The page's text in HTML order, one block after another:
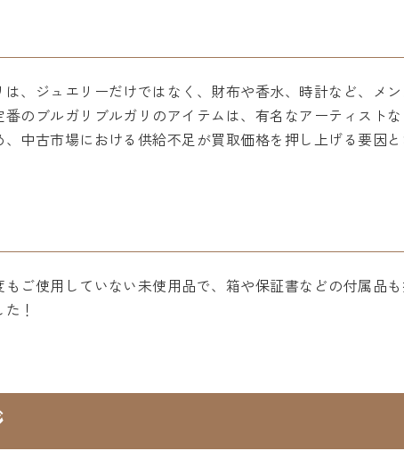
、ジュエリーだけではなく、財布や香水、時計など、メ
のブルガリブルガリのアイテムは、有名なアーティスト
中古市場における供給不足が買取価格を押し上げる要因
ご使用していない未使用品で、箱や保証書などの付属品
！